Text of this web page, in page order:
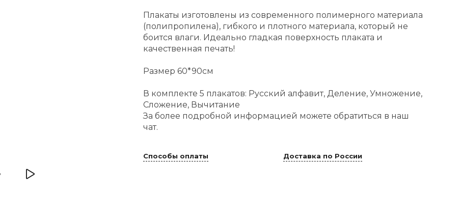
Плакаты изготовлены из современного полимерного материала
(полипропилена), гибкого и плотного материала, который не
боится влаги. Идеально гладкая поверхность плаката и
качественная печать!
Размер 60*90см
В комплекте 5 плакатов: Русский алфавит, Деление, Умножение,
Сложение, Вычитание
За более подробной информацией можете обратиться в наш
чат.
Способы оплаты Доставка по России